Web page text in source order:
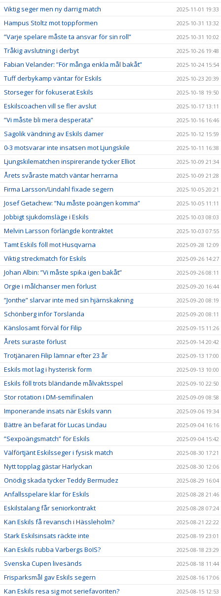
Viktig seger men ny darrig match 2025-11-01 19:33
Hampus Stoltz mot toppformen 2025-10-31 13:32
”Varje spelare måste ta ansvar för sin roll” 2025-10-31 10:02
Tråkig avslutning i derbyt 2025-10-26 19:48
Fabian Velander: ”För många enkla mål bakåt” 2025-10-24 15:54
Tuff derbykamp väntar för Eskils 2025-10-23 20:39
Storseger för fokuserat Eskils 2025-10-18 19:50
Eskilscoachen vill se fler avslut 2025-10-17 13:11
”Vi måste bli mera desperata” 2025-10-16 16:46
Sagolik vändning av Eskils damer 2025-10-12 15:59
0-3 motsvarar inte insatsen mot Ljungskile 2025-10-11 16:38
Ljungskilematchen inspirerande tycker Elliot 2025-10-09 21:34
Årets svåraste match väntar herrarna 2025-10-09 21:28
Firma Larsson/Lindahl fixade segern 2025-10-05 20:21
Josef Getachew: ”Nu måste poängen komma” 2025-10-05 11:11
Jobbigt sjukdomsläge i Eskils 2025-10-03 08:03
Melvin Larsson förlängde kontraktet 2025-10-03 07:55
Tamt Eskils föll mot Husqvarna 2025-09-28 12:09
Viktig streckmatch för Eskils 2025-09-26 14:27
Johan Albin: ”Vi måste spika igen bakåt” 2025-09-26 08:11
Orgie i målchanser men förlust 2025-09-20 16:44
”Jonthe” slarvar inte med sin hjärnskakning 2025-09-20 08:19
Schönberg inför Torslanda 2025-09-20 08:11
Känslosamt förväl för Filip 2025-09-15 11:26
Årets suraste förlust 2025-09-14 20:42
Trotjänaren Filip lämnar efter 23 år 2025-09-13 17:00
Eskils mot lag i hysterisk form 2025-09-13 10:00
Eskils föll trots bländande målvaktsspel 2025-09-10 22:50
Stor rotation i DM-semifinalen 2025-09-09 08:58
Imponerande insats när Eskils vann 2025-09-06 19:34
Bättre än befarat för Lucas Lindau 2025-09-04 16:16
”Sexpoängsmatch” för Eskils 2025-09-04 15:42
Välförtjänt Eskilsseger i fysisk match 2025-08-30 17:21
Nytt topplag gästar Harlyckan 2025-08-30 12:06
Onödig skada tycker Teddy Bermudez 2025-08-29 16:04
Anfallsspelare klar för Eskils 2025-08-28 21:46
Eskilstalang får seniorkontrakt 2025-08-28 07:24
Kan Eskils få revansch i Hässleholm? 2025-08-21 22:22
Stark Eskilsinsats räckte inte 2025-08-19 23:01
Kan Eskils rubba Varbergs BoIS? 2025-08-18 23:29
Svenska Cupen livesänds 2025-08-18 11:44
Frisparksmål gav Eskils segern 2025-08-16 17:06
Kan Eskils resa sig mot seriefavoriten? 2025-08-15 12:53